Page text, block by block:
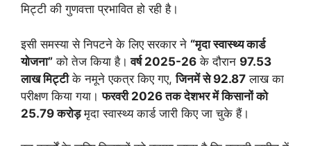
मिट्टी की गुणवत्ता प्रभावित हो रही है।
इसी समस्या से निपटने के लिए सरकार ने “मृदा स्वास्थ्य कार्ड
योजना” को तेज किया है। वर्ष 2025-26 के दौरान 97.53
लाख मिट्टीके नमूने एकत्र किए गए,जिनमें से 92.87 लाख का
परीक्षण किया गया।फरवरी 2026 तक देशभर में किसानों को
25.79 करोड़मृदा स्वास्थ्य कार्ड जारी किए जा चुके हैं।